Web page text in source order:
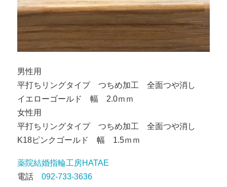
男性用
平打ちリングタイプ つちめ加工 全面つや消し
イエローゴールド 幅 2.0ｍｍ
女性用
平打ちリングタイプ つちめ加工 全面つや消し
K18ピンクゴールド 幅 1.5ｍｍ
薬院結婚指輪工房HATAE
電話 092-733-3636